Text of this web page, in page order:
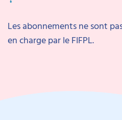
Les abonnements ne sont
en charge par le FIFPL.